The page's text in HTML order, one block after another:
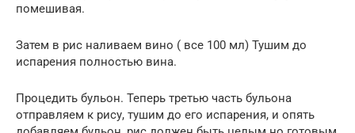
помешивая.
Затем в рис наливаем вино ( все 100 мл) Тушим до
испарения полностью вина.
Процедить бульон. Теперь третью часть бульона
отправляем к рису, тушим до его испарения, и опять